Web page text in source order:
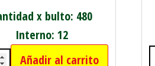
x bulto: 480
Interno: 12
Añadir al carrito